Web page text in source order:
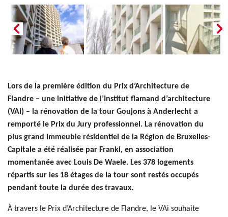
Lors de la première édition du Prix d’Architecture de
Flandre – une initiative de l’Institut flamand d’architecture
(VAi) – la rénovation de la tour Goujons à Anderlecht a
remporté le Prix du Jury professionnel. La rénovation du
plus grand immeuble résidentiel de la Région de Bruxelles-
Capitale a été réalisée par Franki, en association
momentanée avec Louis De Waele. Les 378 logements
répartis sur les 18 étages de la tour sont restés occupés
pendant toute la durée des travaux.
À travers le Prix d’Architecture de Flandre, le VAi souhaite